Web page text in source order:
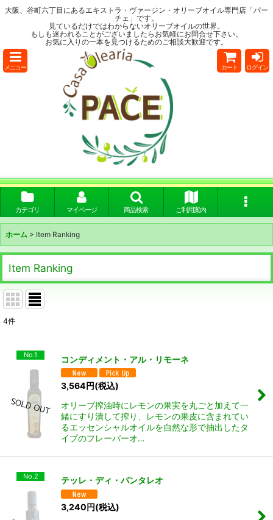
大阪、谷町六丁目にあるエキストラ・ヴァージン・オリーブオイル専門店「パー
チェ」です。
見ているだけではわからないオリーブオイルの世界。
もしも迷われることがございましたらお気軽にお問合せ下さい。
お気に入りの一本を見つけるためのご相談大歓迎です。
メニュー カート ログイン
カテゴリ マイページ 商品検索 ご利用案内
ホーム > Item Ranking
Item Ranking
4件
No.1 コンディメント・アル・リモーネ
3,564円(税込)
オリーブ搾油時にレモンの果実を丸ごと加えて一
緒にすり潰して搾り、レモンの果皮に含まれてい
るエッセンシャルオイルを自然な形で抽出したタ
イプのフレーバーオ…
No.2 テッレ・ディ・パンタレオ
3,240円(税込)